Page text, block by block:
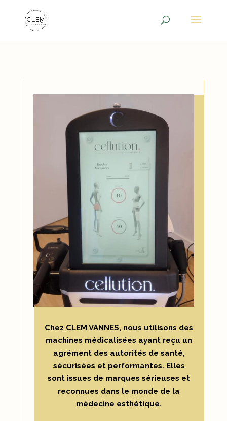
Chez CLEM VANNES, nous utilisons des
machines médicalisées ayant reçu un
agrément des autorités de santé,
sécurisées et performantes. Elles
sont issues de marques sérieuses et
reconnues dans le monde de la
médecine esthétique.